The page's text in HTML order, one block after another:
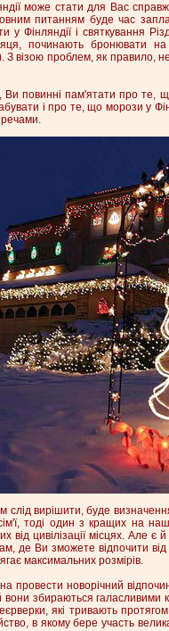
може стати для Вас
питанням буде час
Фінляндії і святкування
починають бронювати
З візою проблем, як правило,
повинні пам'ятати про те,
і про те, що морози у
вирішити, буде
тоді один з кращих на
від цивілізації місцях. Але є
де Ви зможете відпочити
максимальних розмірів.
новорічний
вони збираються галасливими
які тривають
в якому бере участь